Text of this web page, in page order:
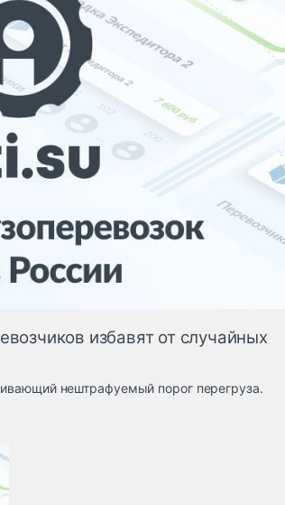
избавят от случайных
нештрафуемый порог перегруза.